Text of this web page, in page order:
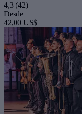
4,3 (42)
Desde
42,00 US$